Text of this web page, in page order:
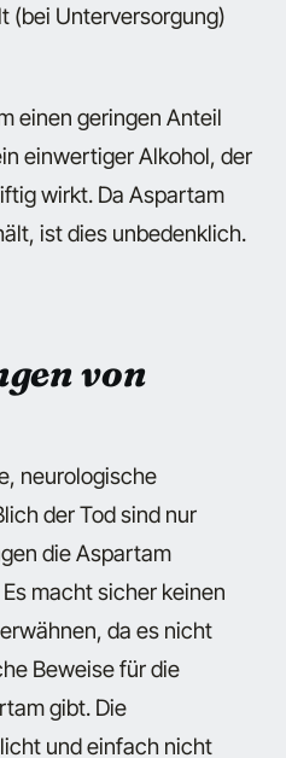
(bei Unterversorgung)
einen geringen Anteil
einwertiger Alkohol, der
wirkt. Da Aspartam
ist dies unbedenklich.
von
neurologische
der Tod sind nur
die Aspartam
macht sicher keinen
da es nicht
Beweise für die
gibt. Die
und einfach nicht